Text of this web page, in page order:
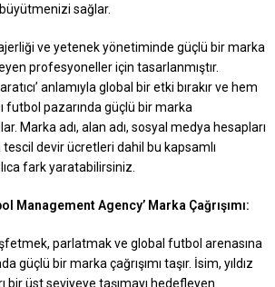
sağlar.
ve yetenek yönetiminde güçlü bir marka
profesyoneller için tasarlanmıştır.
anlamıyla global bir etki bırakır ve hem
futbol pazarında güçlü bir marka
Marka adı, alan adı, sosyal medya hesapları
devir ücretleri dahil bu kapsamlı
fark yaratabilirsiniz.
Management Agency’ Marka Çağrışımı:
parlatmak ve global futbol arenasına
güçlü bir marka çağrışımı taşır. İsim, yıldız
bir üst seviyeye taşımayı hedefleyen